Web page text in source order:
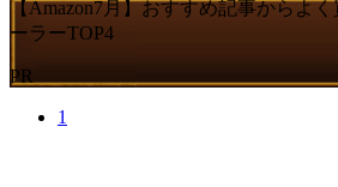
【Amazon7月】おすすめ記事からよ
ーラーTOP4
PR
1